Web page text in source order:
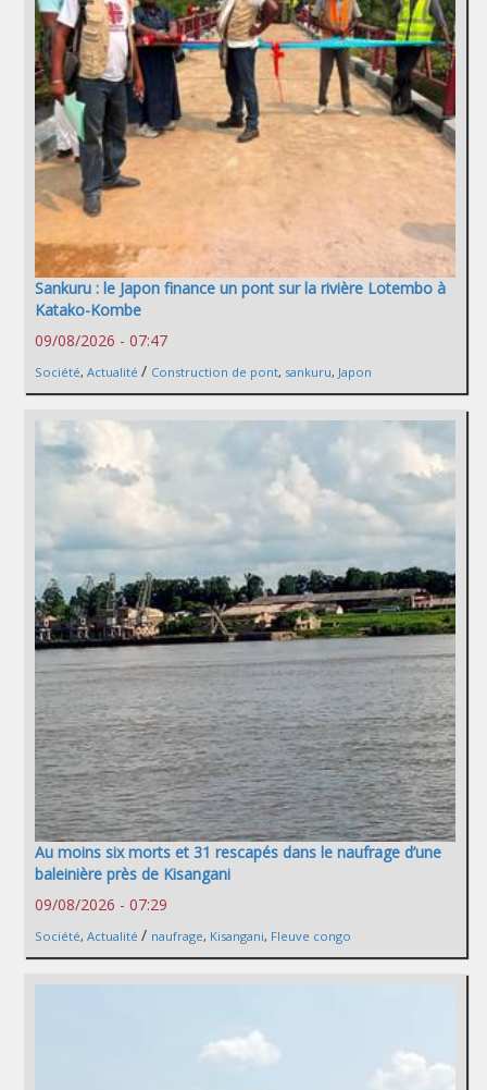
Sankuru : le Japon finance un pont sur la rivière Lotembo à
Katako-Kombe
09/08/2026 - 07:47
Société, Actualité / Construction de pont, sankuru, Japon
Au moins six morts et 31 rescapés dans le naufrage d’une
baleinière près de Kisangani
09/08/2026 - 07:29
Société, Actualité / naufrage, Kisangani, Fleuve congo